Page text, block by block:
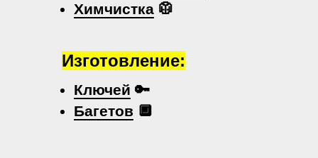
Химчистка 🥼
Ключей 🔑
Багетов 🔲
Изготовление: